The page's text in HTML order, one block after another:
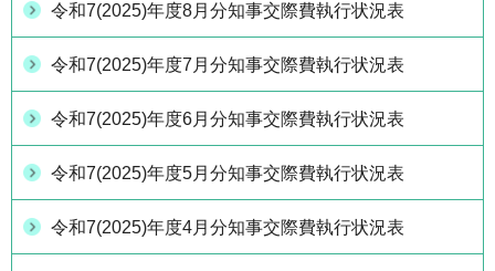
令和7(2025)年度8月分知事交際費執行状況表
令和7(2025)年度7月分知事交際費執行状況表
令和7(2025)年度6月分知事交際費執行状況表
令和7(2025)年度5月分知事交際費執行状況表
令和7(2025)年度4月分知事交際費執行状況表